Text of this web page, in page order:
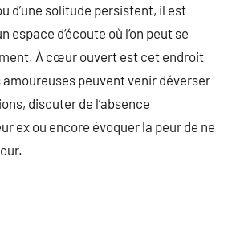
d’une solitude persistent, il est
espace d’écoute où l’on peut se
À cœur ouvert est cet endroit
peuvent venir déverser
discuter de l’absence
ex ou encore évoquer la peur de ne